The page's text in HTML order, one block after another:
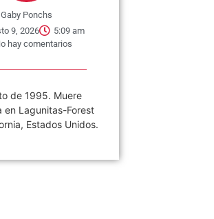
Gaby Ponchs
9, 2026
5:09 am
hay comentarios
de 1995. Muere
en Lagunitas-Forest
Estados Unidos.